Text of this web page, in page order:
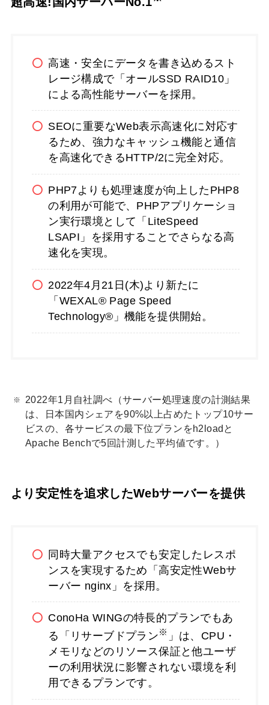
高速・安全にデータを書き込めるスト
レージ構成で「オールSSD RAID10」
による高性能サーバーを採用。
SEOに重要なWeb表示高速化に対応す
るため、強力なキャッシュ機能と通信
を高速化できるHTTP/2に完全対応。
PHP7よりも処理速度が向上したPHP8
の利用が可能で、PHPアプリケーショ
ン実行環境として「LiteSpeed
LSAPI」を採用することでさらなる高
速化を実現。
2022年4月21日(木)より新たに
「WEXAL® Page Speed
Technology®」機能を提供開始。
2022年1月自社調べ（サーバー処理速度の計測結果
は、日本国内シェアを90%以上占めたトップ10サー
ビスの、各サービスの最下位プランをh2loadと
Apache Benchで5回計測した平均値です。）
より安定性を追求したWebサーバーを提供
同時大量アクセスでも安定したレスポ
ンスを実現するため「高安定性Webサ
ーバー nginx」を採用。
ConoHa WINGの特長的プランでもあ
る「リサーブドプラン※ 」は、CPU・
メモリなどのリソース保証と他ユーザ
ーの利用状況に影響されない環境を利
用できるプランです。